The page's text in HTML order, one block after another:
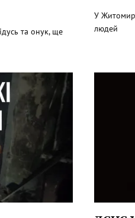
та онук, ще
У
людей